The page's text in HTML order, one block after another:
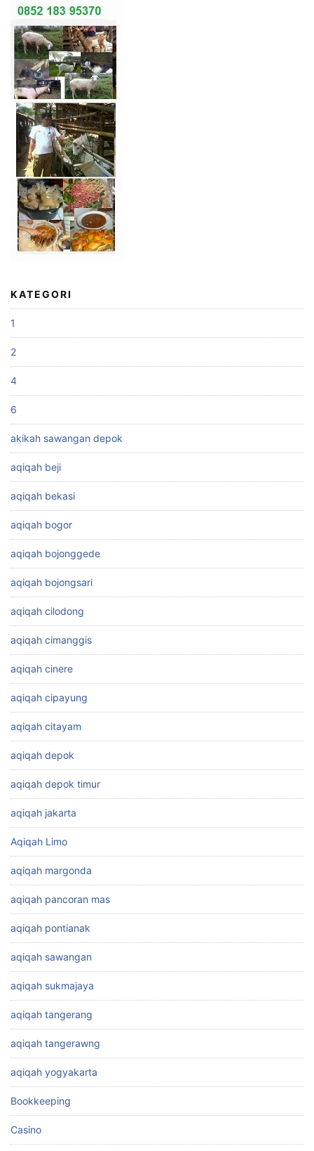
KATEGORI
1
2
4
6
akikah sawangan depok
aqiqah beji
aqiqah bekasi
aqiqah bogor
aqiqah bojonggede
aqiqah bojongsari
aqiqah cilodong
aqiqah cimanggis
aqiqah cinere
aqiqah cipayung
aqiqah citayam
aqiqah depok
aqiqah depok timur
aqiqah jakarta
Aqiqah Limo
aqiqah margonda
aqiqah pancoran mas
aqiqah pontianak
aqiqah sawangan
aqiqah sukmajaya
aqiqah tangerang
aqiqah tangerawng
aqiqah yogyakarta
Bookkeeping
Casino